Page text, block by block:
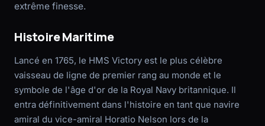
extrême finesse.
Histoire Maritime
Lancé en 1765, le HMS Victory est le plus célèbre
vaisseau de ligne de premier rang au monde et le
symbole de l'âge d'or de la Royal Navy britannique. Il
entra définitivement dans l'histoire en tant que navire
amiral du vice-amiral Horatio Nelson lors de la